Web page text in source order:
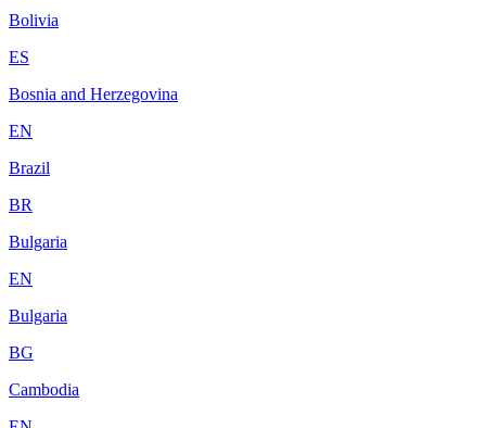
Bolivia
ES
Bosnia and Herzegovina
EN
Brazil
BR
Bulgaria
EN
Bulgaria
BG
Cambodia